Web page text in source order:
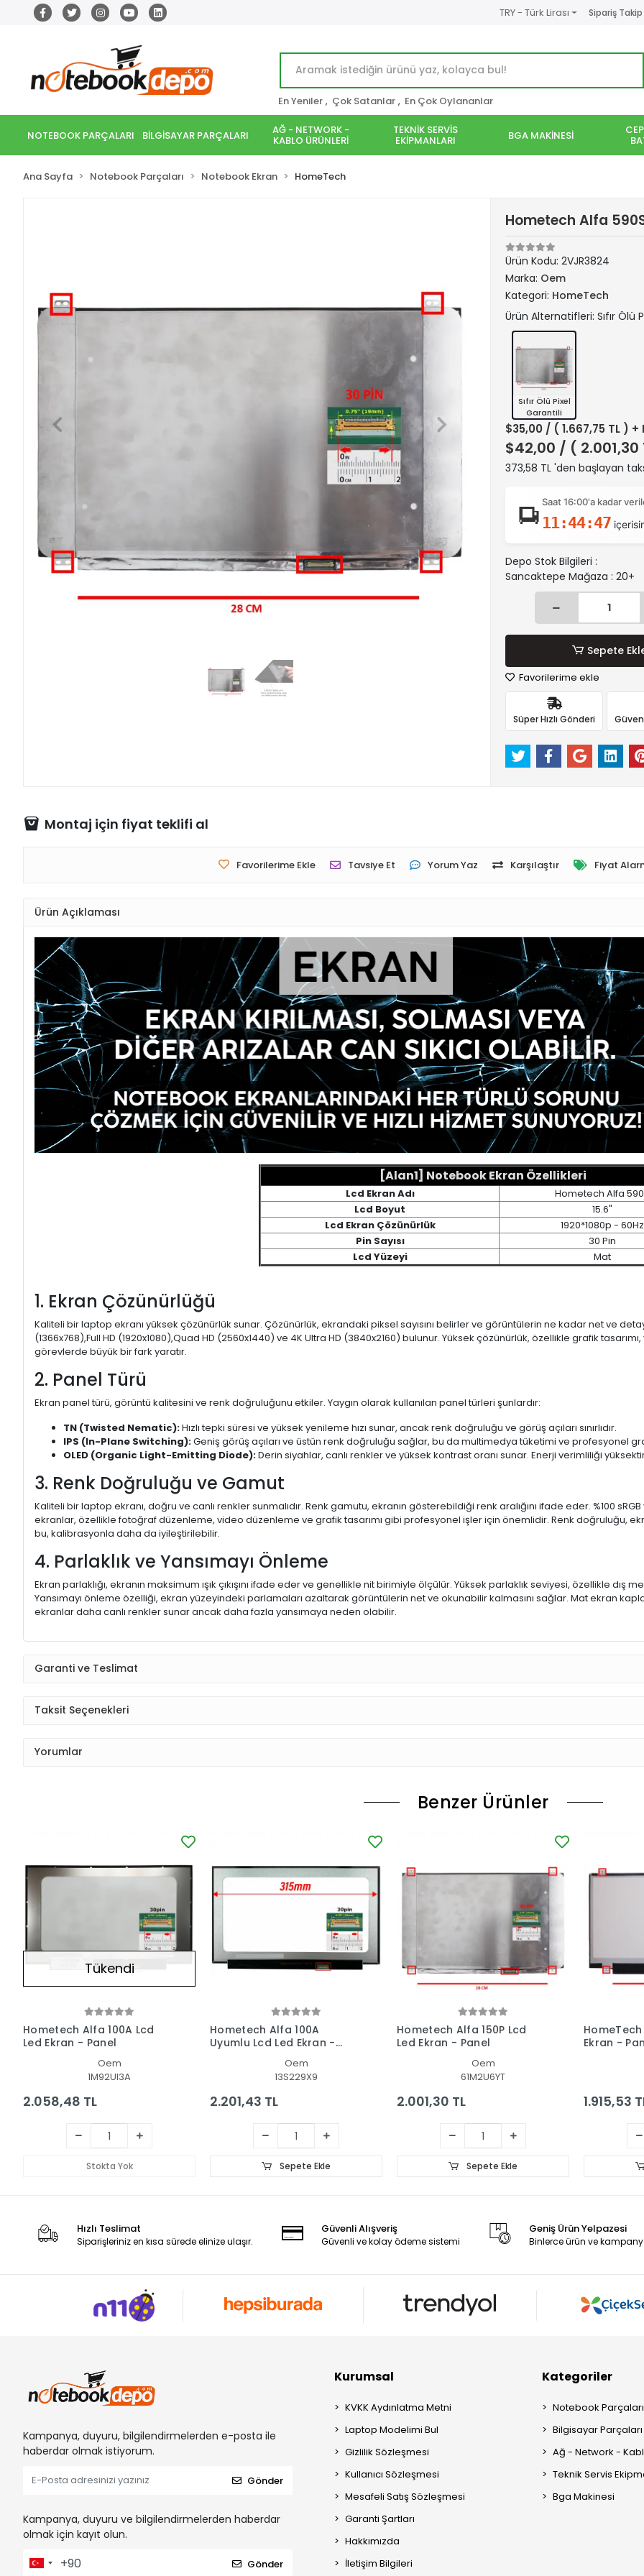
TRY - Türk Lirası Sipariş Takip
En Yeniler , Çok Satanlar , En Çok Oylananlar
NOTEBOOK PARÇALARI BİLGİSAYAR PARÇALARI AĞ - NETWORK -
KABLO ÜRÜNLERİ
TEKNİK SERVİS
EKİPMANLARI BGA MAKİNESİ
Ana Sayfa Notebook Parçaları Notebook Ekran HomeTech
Hometech Alfa
Ürün Kodu: 2VJR3824
Marka: Oem
Kategori: HomeTech
Ürün Alternatifleri: Sıfır Ölü
Sıfır Ölü Pixel
Garantili
$35,00 / ( 1.667,75 TL ) +
$42,00 / ( 2.001,30
373,58 TL 'den başlayan
Saat 16:00'a kadar
11:44:46
Depo Stok Bilgileri :
Sancaktepe Mağaza : 20+
Sepete
Favorilerime ekle
Süper Hızlı Gönderi
Montaj için fiyat teklifi al
Favorilerime Ekle Tavsiye Et Yorum Yaz Karşılaştır Fiyat
Ürün Açıklaması
[Alan1] Notebook Ekran Özellikleri
Lcd Ekran Adı
Hometech Alfa
Lcd Boyut
15.6"
Lcd Ekran Çözünürlük
1920*1080p - 60Hz
Pin Sayısı
30 Pin
Lcd Yüzeyi
Mat
1. Ekran Çözünürlüğü
Kaliteli bir laptop ekranı yüksek çözünürlük sunar. Çözünürlük, ekrandaki piksel sayısını belirler ve görüntülerin ne kadar net ve
(1366x768),Full HD (1920x1080),Quad HD (2560x1440) ve 4K Ultra HD (3840x2160) bulunur. Yüksek çözünürlük, özellikle grafik
görevlerde büyük bir fark yaratır.
2. Panel Türü
Ekran panel türü, görüntü kalitesini ve renk doğruluğunu etkiler. Yaygın olarak kullanılan panel türleri şunlardır:
TN (Twisted Nematic):Hızlı tepki süresi ve yüksek yenileme hızı sunar, ancak renk doğruluğu ve görüş açıları sınırlıdır.
IPS (In-Plane Switching):Geniş görüş açıları ve üstün renk doğruluğu sağlar, bu da multimedya tüketimi ve profesyonel
OLED (Organic Light-Emitting Diode):Derin siyahlar, canlı renkler ve yüksek kontrast oranı sunar. Enerji verimliliği
3. Renk Doğruluğu ve Gamut
Kaliteli bir laptop ekranı, doğru ve canlı renkler sunmalıdır. Renk gamutu, ekranın gösterebildiği renk aralığını ifade eder. %100
ekranlar, özellikle fotoğraf düzenleme, video düzenleme ve grafik tasarımı gibi profesyonel işler için önemlidir. Renk doğruluğu,
bu, kalibrasyonla daha da iyileştirilebilir.
4. Parlaklık ve Yansımayı Önleme
Ekran parlaklığı, ekranın maksimum ışık çıkışını ifade eder ve genellikle nit birimiyle ölçülür. Yüksek parlaklık seviyesi, özellikle dış
Yansımayı önleme özelliği, ekran yüzeyindeki parlamaları azaltarak görüntülerin net ve okunabilir kalmasını sağlar. Mat ekran
ekranlar daha canlı renkler sunar ancak daha fazla yansımaya neden olabilir.
Garanti ve Teslimat
Taksit Seçenekleri
Yorumlar
Benzer Ürünler
Tükendi
Hometech Alfa 100A Lcd
Led Ekran - Panel
Oem
1M92UI3A
2.058,48 TL
Stokta Yok
Hometech Alfa 100A
Uyumlu Lcd Led Ekran -
Oem
13S229X9
2.201,43 TL
Sepete Ekle
Hometech Alfa 150P Lcd
Led Ekran - Panel
Oem
61M2U6YT
2.001,30 TL
Sepete Ekle
HomeTech
Ekran -
1.915,53
Hızlı Teslimat
Siparişleriniz en kısa sürede elinize ulaşır.
Güvenli Alışveriş
Güvenli ve kolay ödeme sistemi
Geniş Ürün Yelpazesi
Binlerce ürün ve
Kampanya, duyuru, bilgilendirmelerden e-posta ile
haberdar olmak istiyorum.
Gönder
Kampanya, duyuru ve bilgilendirmelerden haberdar
olmak için kayıt olun.
Gönder
Kurumsal
KVKK Aydınlatma Metni
Laptop Modelimi Bul
Gizlilik Sözleşmesi
Kullanıcı Sözleşmesi
Mesafeli Satış Sözleşmesi
Garanti Şartları
Hakkımızda
İletişim Bilgileri
Kategoriler
Notebook Parçaları
Bilgisayar Parçaları
Ağ - Network -
Teknik Servis
Bga Makinesi